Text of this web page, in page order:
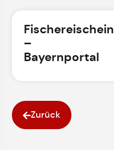
Fischereischein
–
Bayernportal
Zurück